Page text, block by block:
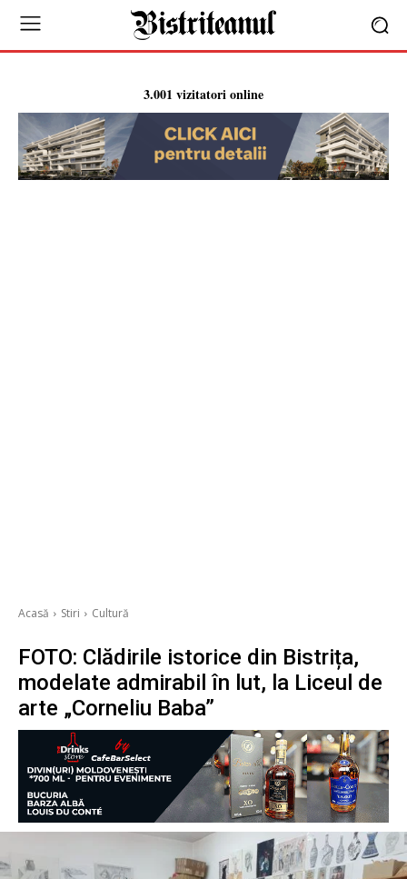
3.001 vizitatori online
Acasă Stiri Cultură
FOTO: Clădirile istorice din Bistrița,
modelate admirabil în lut, la Liceul de
arte „Corneliu Baba”